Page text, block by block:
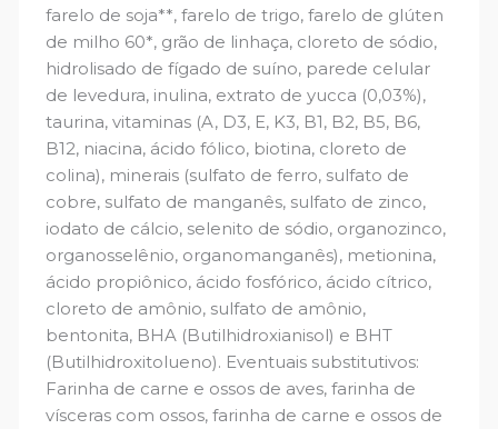
farelo de soja**, farelo de trigo, farelo de glúten
de milho 60*, grão de linhaça, cloreto de sódio,
hidrolisado de fígado de suíno, parede celular
de levedura, inulina, extrato de yucca (0,03%),
taurina, vitaminas (A, D3, E, K3, B1, B2, B5, B6,
B12, niacina, ácido fólico, biotina, cloreto de
colina), minerais (sulfato de ferro, sulfato de
cobre, sulfato de manganês, sulfato de zinco,
iodato de cálcio, selenito de sódio, organozinco,
organosselênio, organomanganês), metionina,
ácido propiônico, ácido fosfórico, ácido cítrico,
cloreto de amônio, sulfato de amônio,
bentonita, BHA (Butilhidroxianisol) e BHT
(Butilhidroxitolueno). Eventuais substitutivos:
Farinha de carne e ossos de aves, farinha de
vísceras com ossos, farinha de carne e ossos de